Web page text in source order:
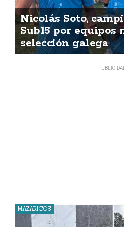
Nicolás Soto,
Sub15 por equipos
selección galega
MAZARICOS